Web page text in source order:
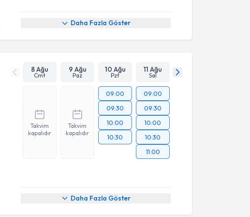
Daha Fazla Göster
8 Ağu
Cmt
9 Ağu
Paz
10 Ağu
Pzt
11 Ağu
Sal
Takvim
kapalıdır
Takvim
kapalıdır
09:00
09:30
10:00
10:30
09:00
09:30
10:00
10:30
11:00
Daha Fazla Göster
Randevu Takvimi Talebi